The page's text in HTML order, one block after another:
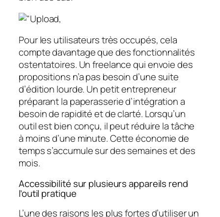
Pour les utilisateurs très occupés, cela
compte davantage que des fonctionnalités
ostentatoires. Un freelance qui envoie des
propositions n’a pas besoin d’une suite
d’édition lourde. Un petit entrepreneur
préparant la paperasserie d’intégration a
besoin de rapidité et de clarté. Lorsqu’un
outil est bien conçu, il peut réduire la tâche
à moins d’une minute. Cette économie de
temps s’accumule sur des semaines et des
mois.
Accessibilité sur plusieurs appareils rend
l’outil pratique
L’une des raisons les plus fortes d’utiliser un